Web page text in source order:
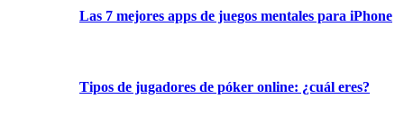
Las 7 mejores apps de juegos mentales para iPhone
Tipos de jugadores de póker online: ¿cuál eres?